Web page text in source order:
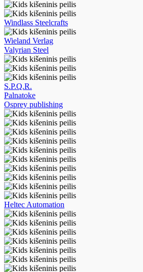
Windlass Steelcrafts
Wieland Verlag
Valyrian Steel
S.P.Q.R.
Palnatoke
Osprey publishing
Heltec Automation